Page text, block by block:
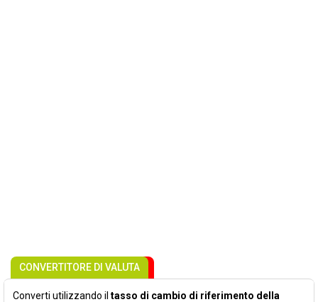
CONVERTITORE DI VALUTA
Converti utilizzando il tasso di cambio di riferimento della